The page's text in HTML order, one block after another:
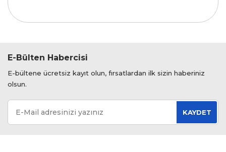
E-Bülten Habercisi
E-bültene ücretsiz kayıt olun, fırsatlardan ilk sizin haberiniz
olsun.
KAYDET